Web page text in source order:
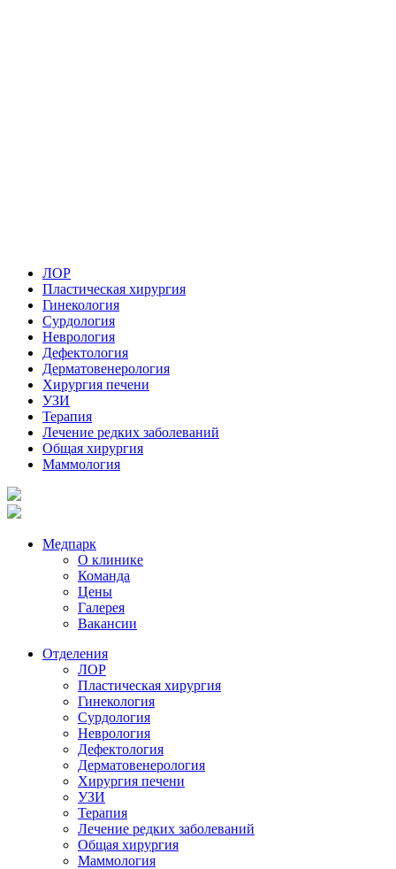
ЛОР
Пластическая хирургия
Гинекология
Сурдология
Неврология
Дефектология
Дерматовенерология
Хирургия печени
УЗИ
Терапия
Лечение редких заболеваний
Общая хирургия
Маммология
Медпарк
О клинике
Команда
Цены
Галерея
Вакансии
Отделения
ЛОР
Пластическая хирургия
Гинекология
Сурдология
Неврология
Дефектология
Дерматовенерология
Хирургия печени
УЗИ
Терапия
Лечение редких заболеваний
Общая хирургия
Маммология